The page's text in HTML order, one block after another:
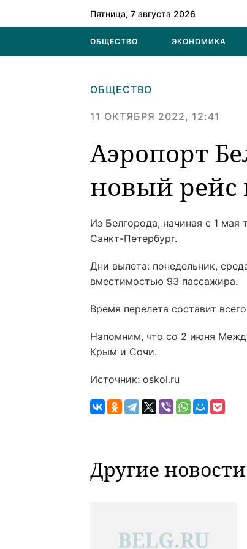
Пятница, 7 августа 2026
ОБЩЕСТВО ЭКОНОМИКА
ОБЩЕСТВО
11 ОКТЯБРЯ 2022, 12:41
Аэропорт
новый рейс
Из Белгорода, начиная с 1
Санкт-Петербург.
Дни вылета: понедельник,
вместимостью 93 пассажира.
Время перелета составит
Напомним, что со 2 июня
Крым и Сочи.
Источник: oskol.ru
Другие новости